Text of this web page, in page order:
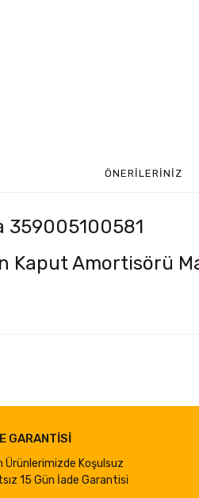
ÖNERILERINIZ
359005100581
Kaput Amortisörü
GARANTİSİ
Ürünlerimizde Koşulsuz
15 Gün İade Garantisi